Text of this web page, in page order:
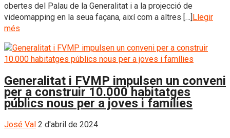
obertes del Palau de la Generalitat i a la projecció de
videomapping en la seua façana, així com a altres […]Llegir
més
Generalitat i FVMP impulsen un conveni
per a construir 10.000 habitatges
públics nous per a joves i famílies
José Val 2 d'abril de 2024